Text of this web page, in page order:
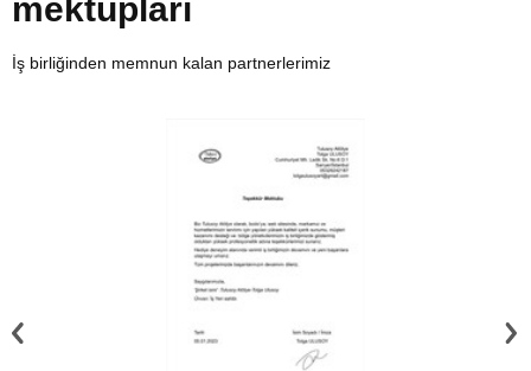
mektupları
İş birliğinden memnun kalan partnerlerimiz